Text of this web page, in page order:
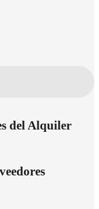
del Alquiler